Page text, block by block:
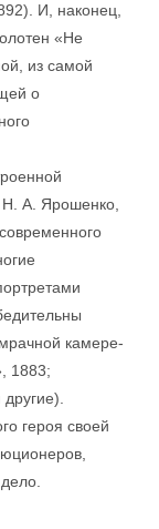
И, наконец,
«Не
из самой
о
Н. А. Ярошенко,
камере-
1883;
героя своей